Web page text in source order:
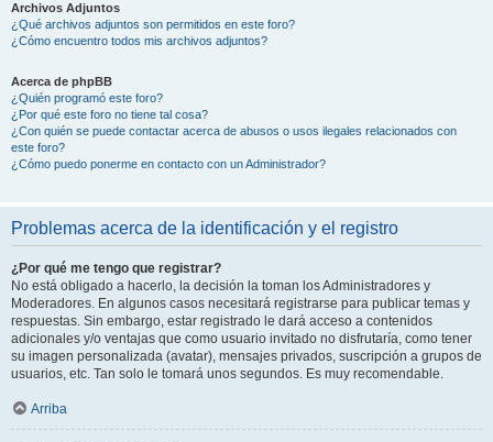
Archivos Adjuntos
¿Qué archivos adjuntos son permitidos en este foro?
¿Cómo encuentro todos mis archivos adjuntos?
Acerca de phpBB
¿Quién programó este foro?
¿Por qué este foro no tiene tal cosa?
¿Con quién se puede contactar acerca de abusos o usos ilegales relacionados con
este foro?
¿Cómo puedo ponerme en contacto con un Administrador?
Problemas acerca de la identificación y el registro
¿Por qué me tengo que registrar?
No está obligado a hacerlo, la decisión la toman los Administradores y
Moderadores. En algunos casos necesitará registrarse para publicar temas y
respuestas. Sin embargo, estar registrado le dará acceso a contenidos
adicionales y/o ventajas que como usuario invitado no disfrutaría, como tener
su imagen personalizada (avatar), mensajes privados, suscripción a grupos de
usuarios, etc. Tan solo le tomará unos segundos. Es muy recomendable.
Arriba